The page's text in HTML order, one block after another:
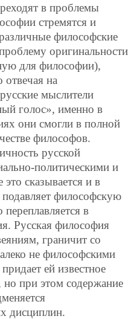
в проблемы
стремятся и
философские
оригинальности
для философии),
на
мыслители
голос», именно в
они смогли в полной
философов.
русской
политическими и
сказывается и в
философскую
в
Русская философия
граничит со
не философскими
ей известное
но при этом содержание
дисциплин.